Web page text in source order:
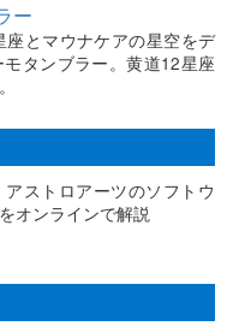
ー
座とマウナケアの星空をデ
タンブラー。黄道12星座
ストロアーツのソフトウ
オンラインで解説